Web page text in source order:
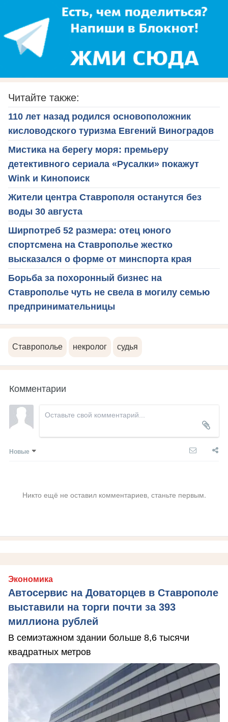
Читайте также:
110 лет назад родился основоположник
кисловодского туризма Евгений Виноградов
Мистика на берегу моря: премьеру
детективного сериала «Русалки» покажут
Wink и Кинопоиск
Жители центра Ставрополя останутся без
воды 30 августа
Ширпотреб 52 размера: отец юного
спортсмена на Ставрополье жестко
высказался о форме от минспорта края
Борьба за похоронный бизнес на
Ставрополье чуть не свела в могилу семью
предпринимательницы
Ставрополье некролог судья
Комментарии
Новые
Никто ещё не оставил комментариев, станьте первым.
Экономика
Автосервис на Доваторцев в Ставрополе
выставили на торги почти за 393
миллиона рублей
В семиэтажном здании больше 8,6 тысячи
квадратных метров